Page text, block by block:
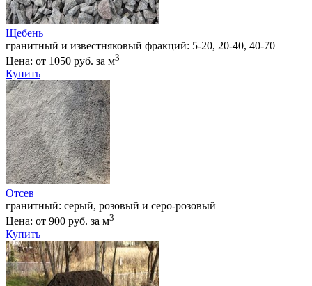
Щебень
гранитный и известняковый фракций: 5-20, 20-40, 40-70
Цена: от 1050 руб. за м3
Купить
Отсев
гранитный: серый, розовый и серо-розовый
Цена: от 900 руб. за м3
Купить